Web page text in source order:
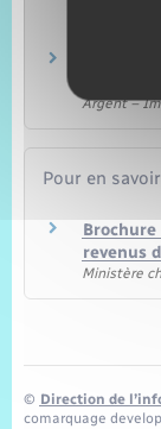
Argent –
Argent –
Pour en
revenus
Ministère
© Direction de
comarquage